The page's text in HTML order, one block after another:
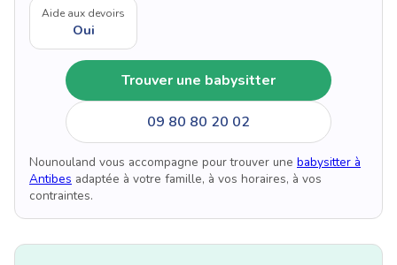
Aide aux devoirs
Oui
Trouver une babysitter
09 80 80 20 02
Nounouland vous accompagne pour trouver une babysitter à
Antibes adaptée à votre famille, à vos horaires, à vos
contraintes.